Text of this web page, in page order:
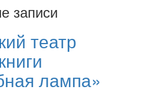
записи
театр
лампа»